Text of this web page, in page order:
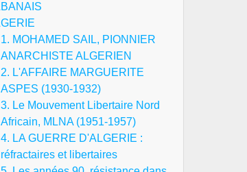
1. MOHAMED SAIL, PIONNIER
ANARCHISTE ALGERIEN
2. L'AFFAIRE MARGUERITE
ASPES (1930-1932)
3. Le Mouvement Libertaire Nord
Africain, MLNA (1951-1957)
4. LA GUERRE D'ALGERIE :
réfractaires et libertaires